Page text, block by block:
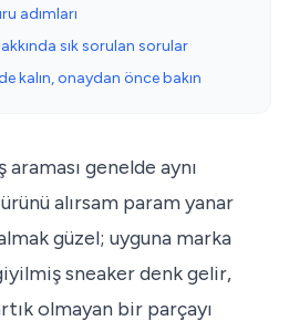
adımları
sık sorulan sorular
kalın, onaydan önce bakın
genelde aynı
alırsam param yanar
güzel; uyguna marka
sneaker denk gelir,
olmayan bir parçayı